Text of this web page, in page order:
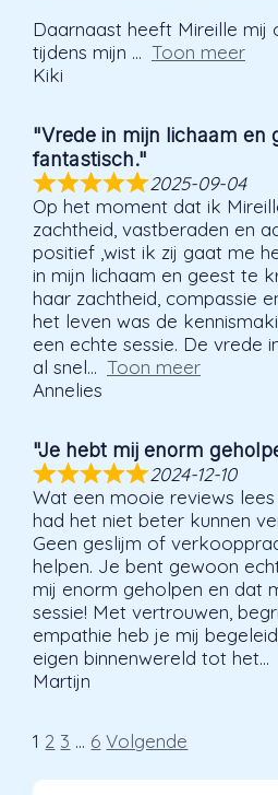
Daarnaast heeft Mireille mij
tijdens mijn
Toon meer
Kiki
"Vrede in mijn lichaam en
fantastisch."
2025-09-04
Op het moment dat ik
zachtheid, vastberaden en
positief ,wist ik zij gaat me
in mijn lichaam en geest te
haar zachtheid, compassie
het leven was de
een echte sessie. De vrede
al snel
Toon meer
Annelies
"Je hebt mij enorm
2024-12-10
Wat een mooie reviews
had het niet beter kunnen
Geen geslijm of
helpen. Je bent gewoon
mij enorm geholpen en dat
sessie! Met vertrouwen,
empathie heb je mij
eigen binnenwereld tot het
Martijn
Site
beoordelingen
Pagina
1 Pagina
2 Pagina
3 … Pagina
6 Volgende